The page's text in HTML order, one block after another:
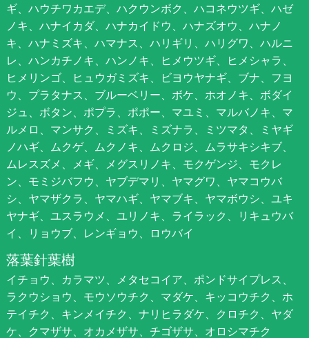
ギ、ハウチワカエデ、ハクウンボク、ハコネウツギ、ハゼ
ノキ、ハナイカダ、ハナカイドウ、ハナズオウ、ハナノ
キ、ハナミズキ、ハマナス、ハリギリ、ハリグワ、ハルニ
レ、ハンカチノキ、ハンノキ、ヒメウツギ、ヒメシャラ、
ヒメリンゴ、ヒュウガミズキ、ビヨウヤナギ、ブナ、フヨ
ウ、プラタナス、ブルーベリー、ボケ、ホオノキ、ボダイ
ジュ、ボタン、ポプラ、ポポー、マユミ、マルバノキ、マ
ルメロ、マンサク、ミズキ、ミズナラ、ミツマタ、ミヤギ
ノハギ、ムクゲ、ムクノキ、ムクロジ、ムラサキシキブ、
ムレスズメ、メギ、メグスリノキ、モクゲンジ、モクレ
ン、モミジバフウ、ヤブデマリ、ヤマグワ、ヤマコウバ
シ、ヤマザクラ、ヤマハギ、ヤマブキ、ヤマボウシ、ユキ
ヤナギ、ユスラウメ、ユリノキ、ライラック、リキュウバ
イ、リョウブ、レンギョウ、ロウバイ
落葉針葉樹
イチョウ、カラマツ、メタセコイア、ポンドサイプレス、
ラクウショウ、モウソウチク、マダケ、キッコウチク、ホ
テイチク、キンメイチク、ナリヒラダケ、クロチク、ヤダ
ケ、クマザサ、オカメザサ、チゴザサ、オロシマチク